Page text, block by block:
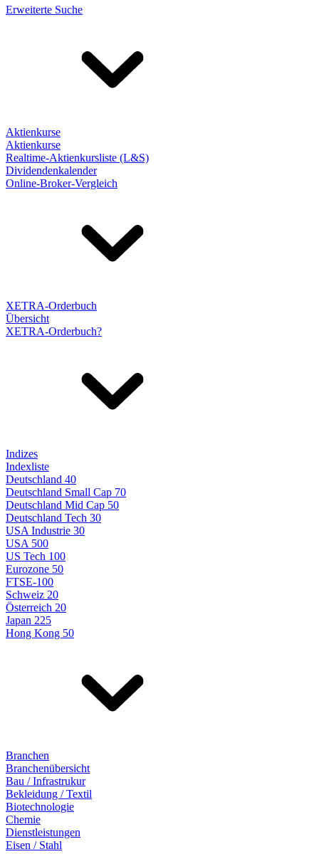
Erweiterte Suche
Aktienkurse
Aktienkurse
Realtime-Aktienkursliste (L&S)
Dividendenkalender
Online-Broker-Vergleich
XETRA-Orderbuch
Übersicht
XETRA-Orderbuch?
Indizes
Indexliste
Deutschland 40
Deutschland Small Cap 70
Deutschland Mid Cap 50
Deutschland Tech 30
USA Industrie 30
USA 500
US Tech 100
Eurozone 50
FTSE-100
Schweiz 20
Österreich 20
Japan 225
Hong Kong 50
Branchen
Branchenübersicht
Bau / Infrastrukur
Bekleidung / Textil
Biotechnologie
Chemie
Dienstleistungen
Eisen / Stahl